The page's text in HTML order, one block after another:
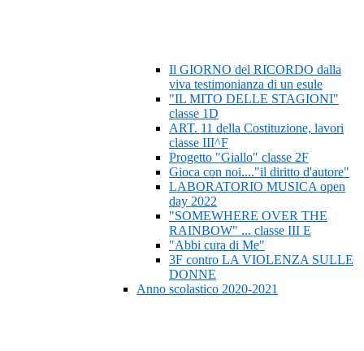
Il GIORNO del RICORDO dalla
viva testimonianza di un esule
"IL MITO DELLE STAGIONI"
classe 1D
ART. 11 della Costituzione, lavori
classe III^F
Progetto "Giallo" classe 2F
Gioca con noi...."il diritto d'autore"
LABORATORIO MUSICA open
day 2022
"SOMEWHERE OVER THE
RAINBOW" ... classe III E
"Abbi cura di Me"
3F contro LA VIOLENZA SULLE
DONNE
Anno scolastico 2020-2021